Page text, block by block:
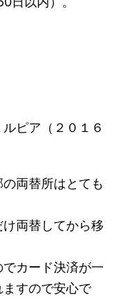
ピア（２０１６
両替所はとても
け両替してから移
でカード決済が一
すので安心で